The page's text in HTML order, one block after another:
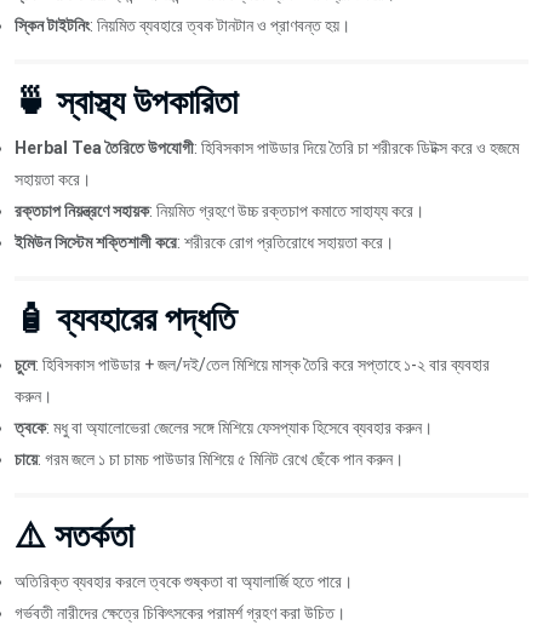
স্কিন টাইটনিং: নিয়মিত ব্যবহারে ত্বক টানটান ও প্রাণবন্ত হয়।
🍵 স্বাস্থ্য উপকারিতা
Herbal Tea তৈরিতে উপযোগী: হিবিসকাস পাউডার দিয়ে তৈরি চা শরীরকে ডিটক্স করে ও হজমে
সহায়তা করে।
রক্তচাপ নিয়ন্ত্রণে সহায়ক: নিয়মিত গ্রহণে উচ্চ রক্তচাপ কমাতে সাহায্য করে।
ইমিউন সিস্টেম শক্তিশালী করে: শরীরকে রোগ প্রতিরোধে সহায়তা করে।
🧴 ব্যবহারের পদ্ধতি
চুলে: হিবিসকাস পাউডার + জল/দই/তেল মিশিয়ে মাস্ক তৈরি করে সপ্তাহে ১-২ বার ব্যবহার
করুন।
ত্বকে: মধু বা অ্যালোভেরা জেলের সঙ্গে মিশিয়ে ফেসপ্যাক হিসেবে ব্যবহার করুন।
চায়ে: গরম জলে ১ চা চামচ পাউডার মিশিয়ে ৫ মিনিট রেখে ছেঁকে পান করুন।
⚠️ সতর্কতা
অতিরিক্ত ব্যবহার করলে ত্বকে শুষ্কতা বা অ্যালার্জি হতে পারে।
গর্ভবতী নারীদের ক্ষেত্রে চিকিৎসকের পরামর্শ গ্রহণ করা উচিত।